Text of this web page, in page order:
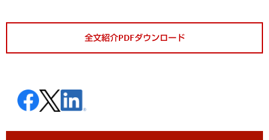
全文紹介PDFダウンロード